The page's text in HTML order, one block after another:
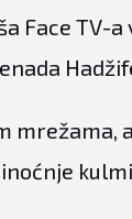
Face TV-
mrežama,